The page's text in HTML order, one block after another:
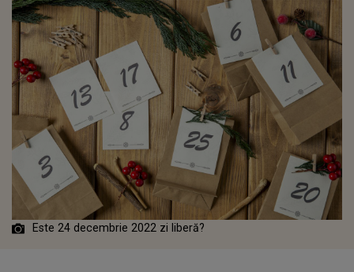
Este 24 decembrie 2022 zi liberă?